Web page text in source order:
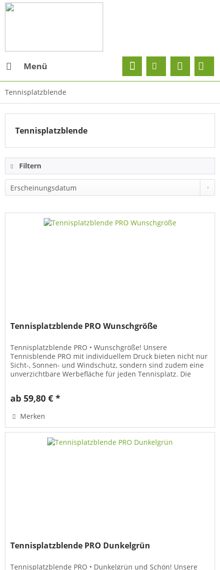
Menü
Tennisplatzblende
Tennisplatzblende
Filtern
Tennisplatzblende PRO Wunschgröße
Tennisplatzblende PRO • Wunschgröße! Unsere
Tennisblende PRO mit individuellem Druck bieten nicht nur
Sicht-, Sonnen- und Windschutz, sondern sind zudem eine
unverzichtbare Werbefläche für jeden Tennisplatz. Die
ab 59,80 € *
Merken
Tennisplatzblende PRO Dunkelgrün
Tennisplatzblende PRO • Dunkelgrün und Schön! Unsere